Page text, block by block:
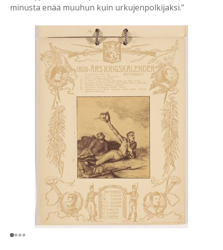
minusta enää muuhun kuin urkujenpolkijaksi.”